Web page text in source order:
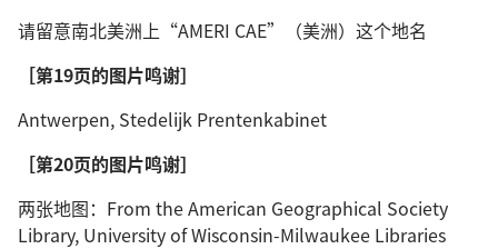
请留意南北美洲上“AMERI CAE”（美洲）这个地名
［第19页的图片鸣谢］
Antwerpen, Stedelijk Prentenkabinet
［第20页的图片鸣谢］
两张地图：From the American Geographical Society
Library, University of Wisconsin-Milwaukee Libraries